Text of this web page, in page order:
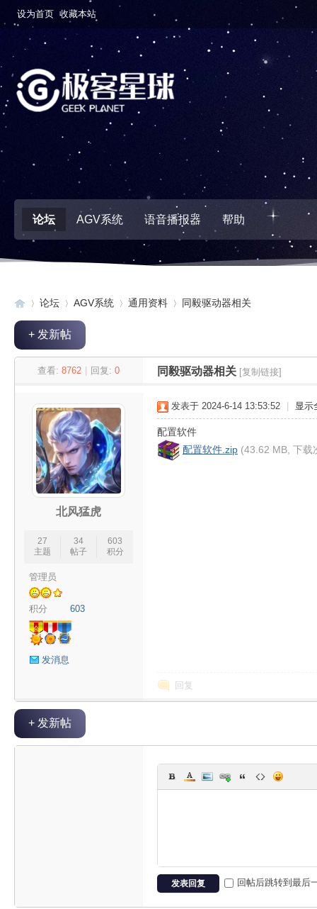
设为首页 收藏本站
论坛 AGV系统 语音播报器 帮助
论坛 AGV系统 通用资料
›
同毅驱动器相关
+ 发新帖
查看: 8762 回复: 0 同毅驱动器相关 [复制链接]
北风猛虎
27
主题
34
帖子
603
积分
管理员
积分 603
发消息
发表于 2024-6-14 13:53:52 显示
配置软件
配置软件.zip (43.62 MB, 下载
回复
+ 发新帖
发表回复 回帖后跳转到最后